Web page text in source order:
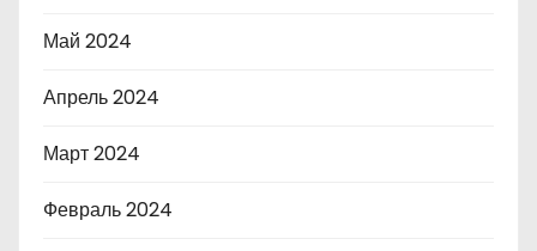
Май 2024
Апрель 2024
Март 2024
Февраль 2024